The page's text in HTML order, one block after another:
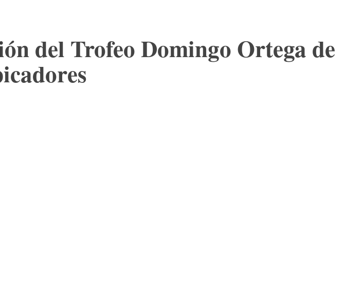
del Trofeo Domingo Ortega de